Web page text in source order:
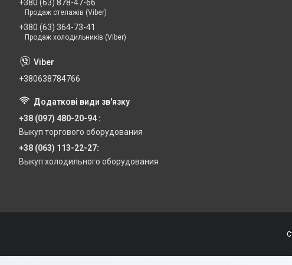
+380 (63) 878-47-66
Продаж стелажів (Viber)
+380 (63) 364-73-41
Продаж холодильників (Viber)
+380638784766
+38 (097) 480-20-94
Выкуп торгового оборудования
+38 (063) 113-22-27
Выкуп холодильного оборудования